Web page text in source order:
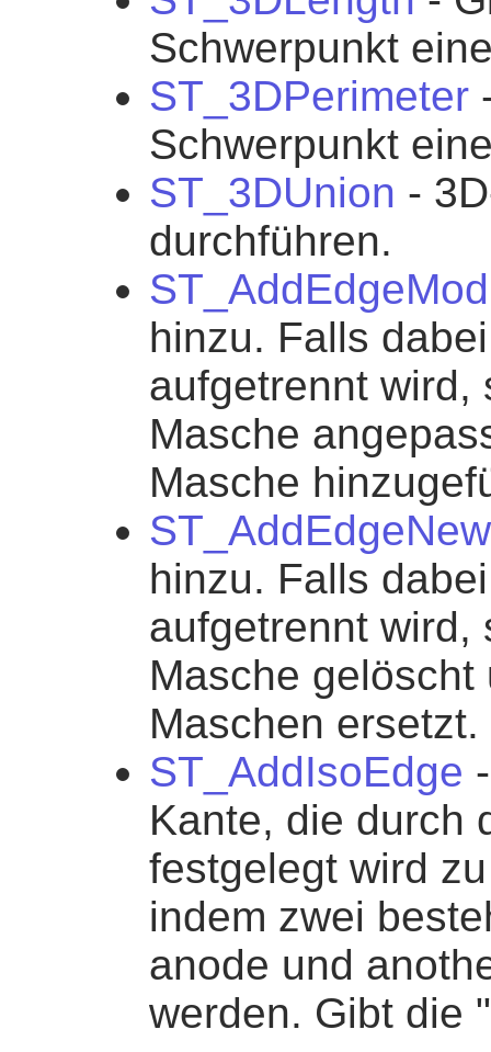
Schwerpunkt
ST_3DPerimeter
Schwerpunkt
ST_3DUnion -
durchführen.
hinzu. Falls
aufgetrennt wird,
Masche
Masche
hinzu. Falls
aufgetrennt wird,
Masche
Maschen ersetzt.
ST_AddIsoEdge
Kante, die durch
festgelegt wird
indem zwei
anode und
werden. Gibt die